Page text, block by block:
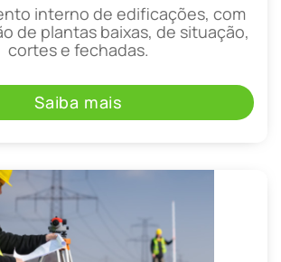
interno de edificações, com
de plantas baixas, de situação,
cortes e fechadas.
Saiba mais